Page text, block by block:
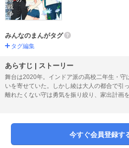
みんなのまんがタグ
タグ編集
あらすじ | ストーリー
舞台は2020年。インドア派の高校二年生・守
いを寄せていた。しかし綾は大人の都合で引
離れたくない守は勇気を振り絞り、家出計
ーの小説『ぼくらの七日間戦争』が時代を超
今すぐ会員登録す